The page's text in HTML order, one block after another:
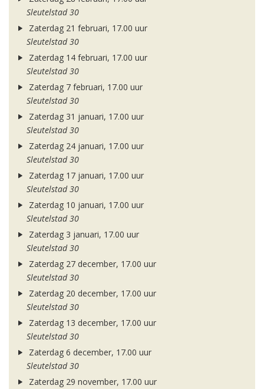
Sleutelstad 30
Zaterdag 21 februari, 17.00 uur
Sleutelstad 30
Zaterdag 14 februari, 17.00 uur
Sleutelstad 30
Zaterdag 7 februari, 17.00 uur
Sleutelstad 30
Zaterdag 31 januari, 17.00 uur
Sleutelstad 30
Zaterdag 24 januari, 17.00 uur
Sleutelstad 30
Zaterdag 17 januari, 17.00 uur
Sleutelstad 30
Zaterdag 10 januari, 17.00 uur
Sleutelstad 30
Zaterdag 3 januari, 17.00 uur
Sleutelstad 30
Zaterdag 27 december, 17.00 uur
Sleutelstad 30
Zaterdag 20 december, 17.00 uur
Sleutelstad 30
Zaterdag 13 december, 17.00 uur
Sleutelstad 30
Zaterdag 6 december, 17.00 uur
Sleutelstad 30
Zaterdag 29 november, 17.00 uur